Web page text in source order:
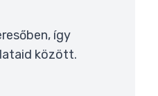
így
között.